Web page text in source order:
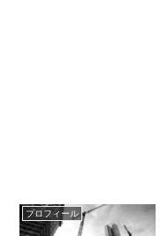
プロフィール